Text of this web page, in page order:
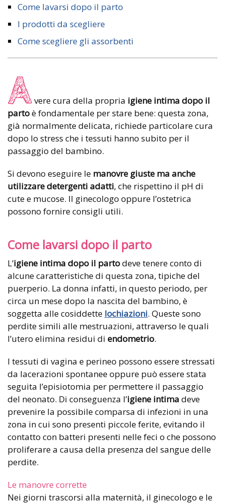
Come lavarsi dopo il parto
I prodotti da scegliere
Come scegliere gli assorbenti
A vere cura della propria igiene intima dopo il
partoè fondamentale per stare bene: questa zona,
già normalmente delicata, richiede particolare cura
dopo lo stress che i tessuti hanno subito per il
passaggio del bambino.
Si devono eseguire le manovre giuste ma anche
utilizzare detergenti adatti, che rispettino il pH di
cute e mucose. Il ginecologo oppure l’ostetrica
possono fornire consigli utili.
Come lavarsi dopo il parto
L’igiene intima dopo il partodeve tenere conto di
alcune caratteristiche di questa zona, tipiche del
puerperio. La donna infatti, in questo periodo, per
circa un mese dopo la nascita del bambino, è
soggetta alle cosiddette lochiazioni. Queste sono
perdite simili alle mestruazioni, attraverso le quali
l’utero elimina residui di endometrio.
I tessuti di vagina e perineo possono essere stressati
da lacerazioni spontanee oppure può essere stata
seguita l’episiotomia per permettere il passaggio
del neonato. Di conseguenza l’igiene intima deve
prevenire la possibile comparsa di infezioni in una
zona in cui sono presenti piccole ferite, evitando il
contatto con batteri presenti nelle feci o che possono
proliferare a causa della presenza del sangue delle
perdite.
Le manovre corrette
Nei giorni trascorsi alla maternità, il ginecologo e le